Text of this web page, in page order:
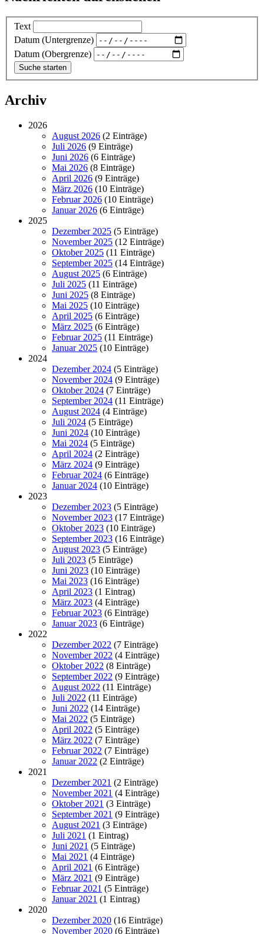
Text
Datum (Untergrenze)
Datum (Obergrenze)
Archiv
2026
August 2026 (2 Einträge)
Juli 2026 (9 Einträge)
Juni 2026 (6 Einträge)
Mai 2026 (8 Einträge)
April 2026 (9 Einträge)
März 2026 (10 Einträge)
Februar 2026 (10 Einträge)
Januar 2026 (6 Einträge)
2025
Dezember 2025 (5 Einträge)
November 2025 (12 Einträge)
Oktober 2025 (11 Einträge)
September 2025 (14 Einträge)
August 2025 (6 Einträge)
Juli 2025 (11 Einträge)
Juni 2025 (8 Einträge)
Mai 2025 (10 Einträge)
April 2025 (6 Einträge)
März 2025 (6 Einträge)
Februar 2025 (11 Einträge)
Januar 2025 (10 Einträge)
2024
Dezember 2024 (5 Einträge)
November 2024 (9 Einträge)
Oktober 2024 (7 Einträge)
September 2024 (11 Einträge)
August 2024 (4 Einträge)
Juli 2024 (5 Einträge)
Juni 2024 (10 Einträge)
Mai 2024 (5 Einträge)
April 2024 (2 Einträge)
März 2024 (9 Einträge)
Februar 2024 (6 Einträge)
Januar 2024 (10 Einträge)
2023
Dezember 2023 (5 Einträge)
November 2023 (17 Einträge)
Oktober 2023 (10 Einträge)
September 2023 (16 Einträge)
August 2023 (5 Einträge)
Juli 2023 (5 Einträge)
Juni 2023 (10 Einträge)
Mai 2023 (16 Einträge)
April 2023 (1 Eintrag)
März 2023 (4 Einträge)
Februar 2023 (6 Einträge)
Januar 2023 (6 Einträge)
2022
Dezember 2022 (7 Einträge)
November 2022 (4 Einträge)
Oktober 2022 (8 Einträge)
September 2022 (9 Einträge)
August 2022 (11 Einträge)
Juli 2022 (11 Einträge)
Juni 2022 (14 Einträge)
Mai 2022 (5 Einträge)
April 2022 (5 Einträge)
März 2022 (7 Einträge)
Februar 2022 (7 Einträge)
Januar 2022 (2 Einträge)
2021
Dezember 2021 (2 Einträge)
November 2021 (4 Einträge)
Oktober 2021 (3 Einträge)
September 2021 (9 Einträge)
August 2021 (3 Einträge)
Juli 2021 (1 Eintrag)
Juni 2021 (5 Einträge)
Mai 2021 (4 Einträge)
April 2021 (6 Einträge)
März 2021 (9 Einträge)
Februar 2021 (5 Einträge)
Januar 2021 (1 Eintrag)
2020
Dezember 2020 (16 Einträge)
November 2020 (6 Einträge)